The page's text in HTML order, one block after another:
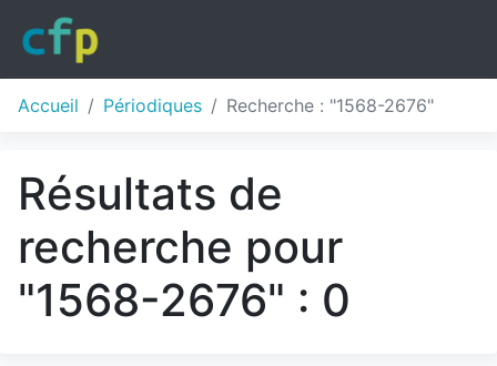
Accueil Périodiques Recherche : "1568-2676"
Résultats de
recherche pour
"1568-2676" : 0